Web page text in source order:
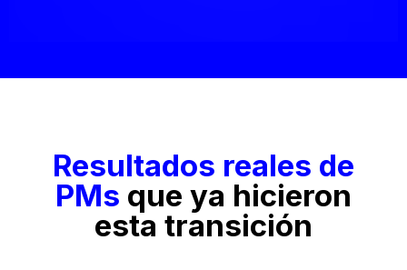
Resultados reales de
PMs que ya hicieron
esta transición